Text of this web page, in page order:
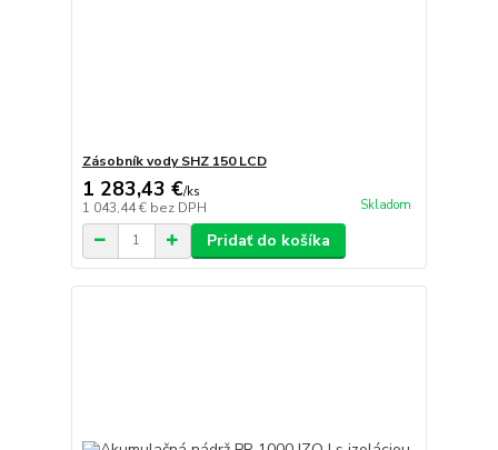
Zásobník vody SHZ 150 LCD
1 283,43 €/ks
1 043,44 € bez DPH Skladom
Pridať do košíka